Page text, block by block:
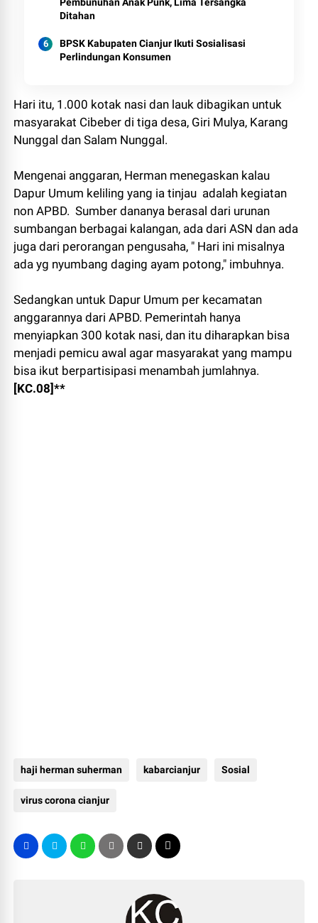
Pembunuhan Anak Punk, Lima Tersangka
Ditahan
BPSK Kabupaten Cianjur Ikuti Sosialisasi
Perlindungan Konsumen
Hari itu, 1.000 kotak nasi dan lauk dibagikan untuk
masyarakat Cibeber di tiga desa, Giri Mulya, Karang
Nunggal dan Salam Nunggal.
Mengenai anggaran, Herman menegaskan kalau
Dapur Umum keliling yang ia tinjau adalah kegiatan
non APBD. Sumber dananya berasal dari urunan
sumbangan berbagai kalangan, ada dari ASN dan ada
juga dari perorangan pengusaha, " Hari ini misalnya
ada yg nyumbang daging ayam potong," imbuhnya.
Sedangkan untuk Dapur Umum per kecamatan
anggarannya dari APBD. Pemerintah hanya
menyiapkan 300 kotak nasi, dan itu diharapkan bisa
menjadi pemicu awal agar masyarakat yang mampu
bisa ikut berpartisipasi menambah jumlahnya.
[KC.08]**
haji herman suherman kabarcianjur Sosial
virus corona cianjur